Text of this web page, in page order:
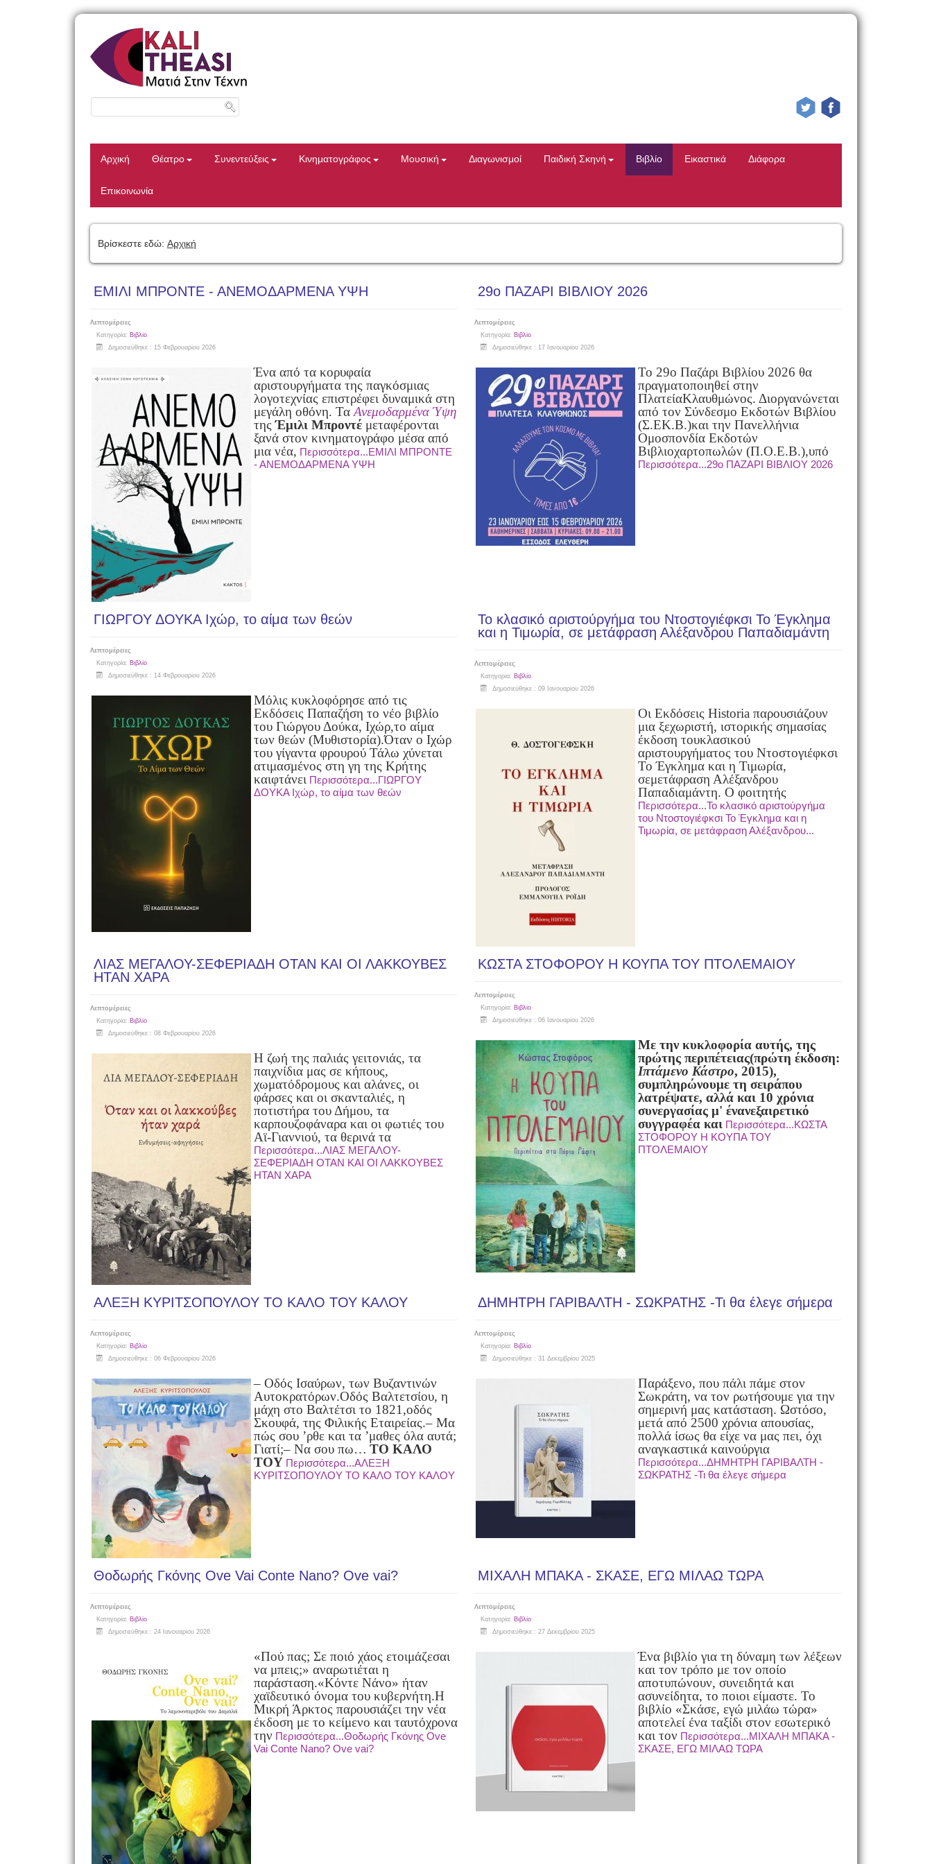
Αρχική Θέατρο Συνεντεύξεις Κινηματογράφος Μουσική Διαγωνισμοί Παιδική Σκηνή Βιβλίο Εικαστικά Διάφορα
Επικοινωνία
Βρίσκεστε εδώ: Αρχική
ΕΜΙΛΙ ΜΠΡΟΝΤΕ - ΑΝΕΜΟΔΑΡΜΕΝΑ ΥΨΗ
Λεπτομέρειες
Κατηγορία: Βιβλίο
Δημοσιεύθηκε : 15 Φεβρουαρίου 2026
Ένα από τα κορυφαία
αριστουργήματα της παγκόσμιας
λογοτεχνίας επιστρέφει δυναμικά στη
μεγάλη οθόνη. Τα Ανεμοδαρμένα Ύψη
τηςΈμιλι Μπροντέμεταφέρονται
ξανά στον κινηματογράφο μέσα από
μια νέα, Περισσότερα...ΕΜΙΛΙ ΜΠΡΟΝΤΕ
- ΑΝΕΜΟΔΑΡΜΕΝΑ ΥΨΗ
29ο ΠΑΖΑΡΙ ΒΙΒΛΙΟΥ 2026
Λεπτομέρειες
Κατηγορία: Βιβλίο
Δημοσιεύθηκε : 17 Ιανουαρίου 2026
Το 29ο Παζάρι Βιβλίου 2026 θα
πραγματοποιηθεί στην
ΠλατείαΚλαυθμώνος. Διοργανώνεται
από τον Σύνδεσμο Εκδοτών Βιβλίου
(Σ.ΕΚ.Β.)και την Πανελλήνια
Ομοσπονδία Εκδοτών
Βιβλιοχαρτοπωλών (Π.Ο.Ε.Β.),υπό
Περισσότερα...29ο ΠΑΖΑΡΙ ΒΙΒΛΙΟΥ 2026
ΓΙΩΡΓΟΥ ΔΟΥΚΑ Ιχώρ, το αίμα των θεών
Λεπτομέρειες
Κατηγορία: Βιβλίο
Δημοσιεύθηκε : 14 Φεβρουαρίου 2026
Μόλις κυκλοφόρησε από τις
Εκδόσεις Παπαζήση το νέο βιβλίο
του Γιώργου Δούκα, Ιχώρ,το αίμα
των θεών (Μυθιστορία).Όταν ο Ιχώρ
του γίγαντα φρουρού Τάλω χύνεται
ατιμασμένος στη γη της Κρήτης
καιφτάνει Περισσότερα...ΓΙΩΡΓΟΥ
ΔΟΥΚΑ Ιχώρ, το αίμα των θεών
Το κλασικό αριστούργήμα του Ντοστογιέφκσι Το Έγκλημα
και η Τιμωρία, σε μετάφραση Αλέξανδρου Παπαδιαμάντη
Λεπτομέρειες
Κατηγορία: Βιβλίο
Δημοσιεύθηκε : 09 Ιανουαρίου 2026
Οι Εκδόσεις Historia παρουσιάζουν
μια ξεχωριστή, ιστορικής σημασίας
έκδοση τουκλασικού
αριστουργήματος του Ντοστογιέφκσι
Το Έγκλημα και η Τιμωρία,
σεμετάφραση Αλέξανδρου
Παπαδιαμάντη. Ο φοιτητής
Περισσότερα...Το κλασικό αριστούργήμα
του Ντοστογιέφκσι Το Έγκλημα και η
Τιμωρία, σε μετάφραση Αλέξανδρου...
ΛΙΑΣ ΜΕΓΑΛΟΥ-ΣΕΦΕΡΙΑΔΗ ΟΤΑΝ ΚΑΙ ΟΙ ΛΑΚΚΟΥΒΕΣ
ΗΤΑΝ ΧΑΡΑ
Λεπτομέρειες
Κατηγορία: Βιβλίο
Δημοσιεύθηκε : 08 Φεβρουαρίου 2026
Η ζωή της παλιάς γειτονιάς, τα
παιχνίδια μας σε κήπους,
χωματόδρομους και αλάνες, οι
φάρσες και οι σκανταλιές, η
ποτιστήρα του Δήμου, τα
καρπουζοφάναρα και οι φωτιές του
Αϊ-Γιαννιού, τα θερινά τα
Περισσότερα...ΛΙΑΣ ΜΕΓΑΛΟΥ-
ΣΕΦΕΡΙΑΔΗ ΟΤΑΝ ΚΑΙ ΟΙ ΛΑΚΚΟΥΒΕΣ
ΗΤΑΝ ΧΑΡΑ
ΚΩΣΤΑ ΣΤΟΦΟΡΟΥ Η ΚΟΥΠΑ ΤΟΥ ΠΤΟΛΕΜΑΙΟΥ
Λεπτομέρειες
Κατηγορία: Βιβλίο
Δημοσιεύθηκε : 06 Ιανουαρίου 2026
Με την κυκλοφορία αυτής, της
πρώτης περιπέτειας(πρώτη έκδοση:
Ιπτάμενο Κάστρο, 2015),
συμπληρώνουμε τη σειράπου
λατρέψατε, αλλά και 10 χρόνια
συνεργασίας μ' ένανεξαιρετικό
συγγραφέα και Περισσότερα...ΚΩΣΤΑ
ΣΤΟΦΟΡΟΥ Η ΚΟΥΠΑ ΤΟΥ
ΠΤΟΛΕΜΑΙΟΥ
ΑΛΕΞΗ ΚΥΡΙΤΣΟΠΟΥΛΟΥ ΤΟ ΚΑΛΟ ΤΟΥ ΚΑΛΟΥ
Λεπτομέρειες
Κατηγορία: Βιβλίο
Δημοσιεύθηκε : 06 Φεβρουαρίου 2026
– Οδός Ισαύρων, των Βυζαντινών
Αυτοκρατόρων.Οδός Βαλτετσίου, η
μάχη στο Βαλτέτσι το 1821,οδός
Σκουφά, της Φιλικής Εταιρείας.– Μα
πώς σου ’ρθε και τα ’μαθες όλα αυτά;
Γιατί;– Να σου πω… ΤΟ ΚΑΛΟ
ΤΟΥ Περισσότερα...ΑΛΕΞΗ
ΚΥΡΙΤΣΟΠΟΥΛΟΥ ΤΟ ΚΑΛΟ ΤΟΥ ΚΑΛΟΥ
ΔΗΜΗΤΡΗ ΓΑΡΙΒΑΛΤΗ - ΣΩΚΡΑΤΗΣ -Τι θα έλεγε σήμερα
Λεπτομέρειες
Κατηγορία: Βιβλίο
Δημοσιεύθηκε : 31 Δεκεμβρίου 2025
Παράξενο, που πάλι πάμε στον
Σωκράτη, να τον ρωτήσουμε για την
σημερινή μας κατάσταση. Ωστόσο,
μετά από 2500 χρόνια απουσίας,
πολλά ίσως θα είχε να μας πει, όχι
αναγκαστικά καινούργια
Περισσότερα...ΔΗΜΗΤΡΗ ΓΑΡΙΒΑΛΤΗ -
ΣΩΚΡΑΤΗΣ -Τι θα έλεγε σήμερα
Θοδωρής Γκόνης Ove Vai Conte Nano? Ove vai?
Λεπτομέρειες
Κατηγορία: Βιβλίο
Δημοσιεύθηκε : 24 Ιανουαρίου 2026
«Πού πας; Σε ποιό χάος ετοιμάζεσαι
να μπεις;» αναρωτιέται η
παράσταση.«Κόντε Νάνο» ήταν
χαϊδευτικό όνομα του κυβερνήτη.Η
Μικρή Άρκτος παρουσιάζει την νέα
έκδοση με το κείμενο και ταυτόχρονα
την Περισσότερα...Θοδωρής Γκόνης Ove
Vai Conte Nano? Ove vai?
ΜΙΧΑΛΗ ΜΠΑΚΑ - ΣΚΑΣΕ, ΕΓΩ ΜΙΛΑΩ ΤΩΡΑ
Λεπτομέρειες
Κατηγορία: Βιβλίο
Δημοσιεύθηκε : 27 Δεκεμβρίου 2025
Ένα βιβλίο για τη δύναμη των λέξεων
και τον τρόπο με τον οποίο
αποτυπώνουν, συνειδητά και
ασυνείδητα, το ποιοι είμαστε. Το
βιβλίο «Σκάσε, εγώ μιλάω τώρα»
αποτελεί ένα ταξίδι στον εσωτερικό
και τον Περισσότερα...ΜΙΧΑΛΗ ΜΠΑΚΑ -
ΣΚΑΣΕ, ΕΓΩ ΜΙΛΑΩ ΤΩΡΑ